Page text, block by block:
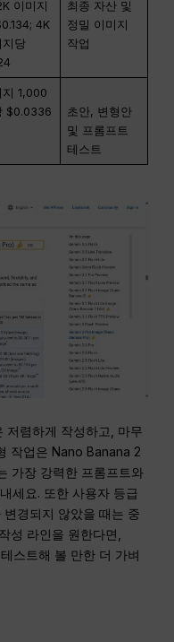
이미지
4K
지당
최종 자산 및
정밀 이미지
작업
지 1,000
$0.0336
초안, 변형안
및 프롬프트
테스트
저렴하게 작성하고, 마무
작업은 Nano Banana 2
가장 강력한 프롬프트와
세요. 또한 사용자 등급
경되지 않았을 때는 중
성 라인을 원한다면,
스트해 볼 만한 더 가벼